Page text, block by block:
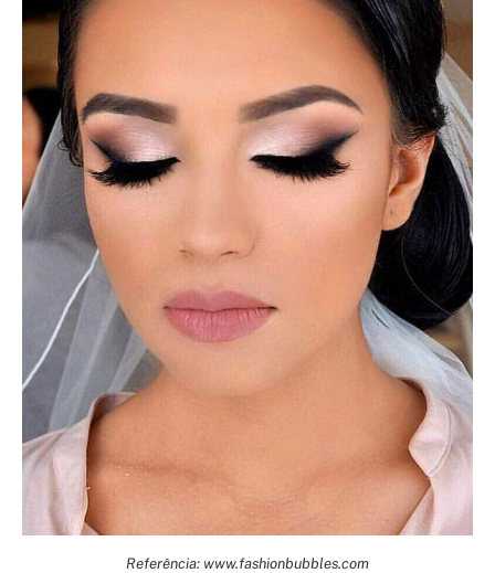
Referência: www.fashionbubbles.com